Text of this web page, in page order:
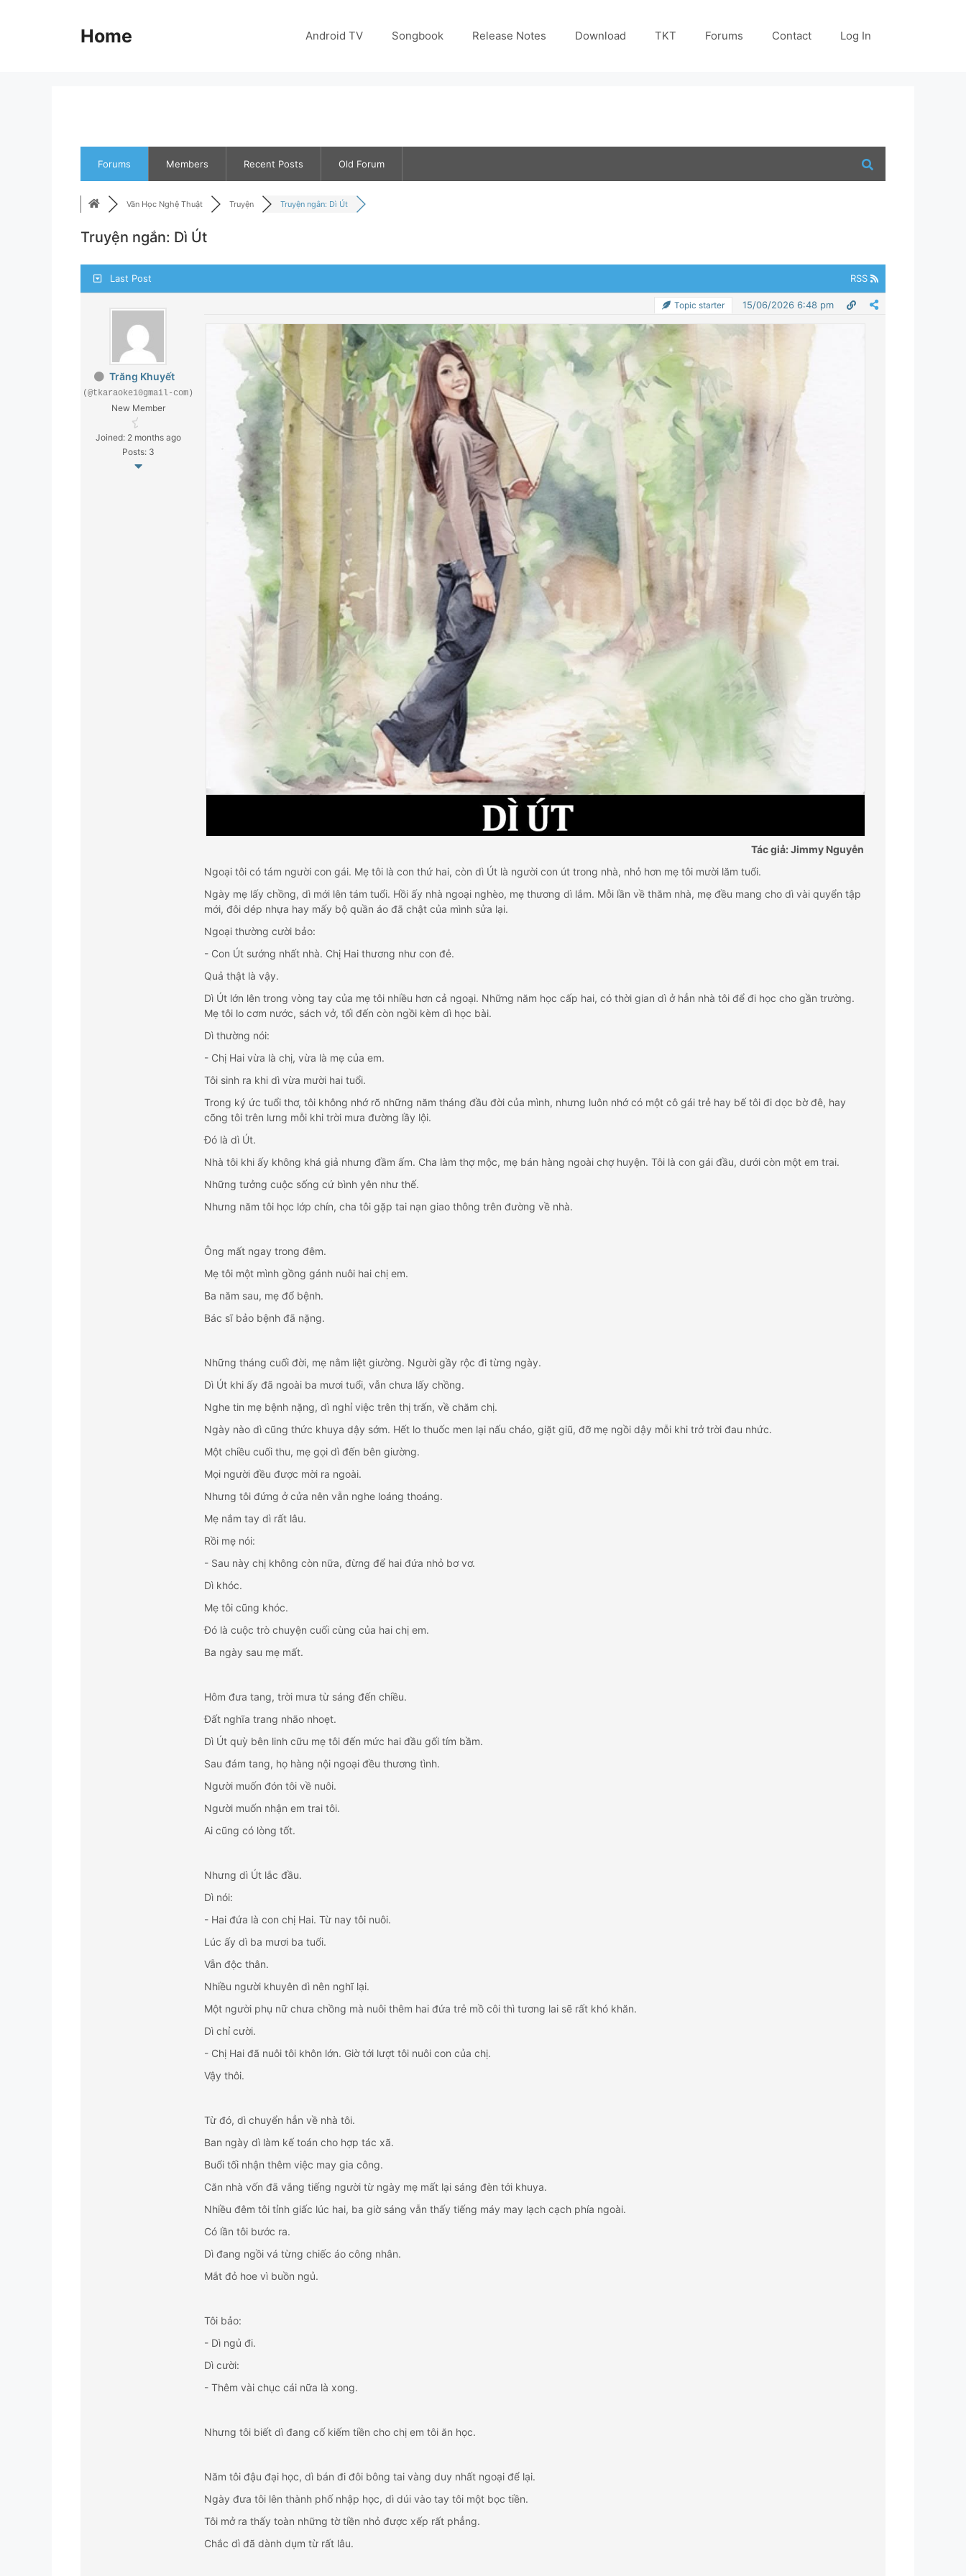
Home Android TV Songbook Release Notes Download TKT Forums Contact Log In
Forums Members Recent Posts Old Forum
Văn Học Nghệ Thuật Truyện Truyện ngắn: Dì Út
Truyện ngắn: Dì Út
Last Post RSS
Trăng Khuyết
(@tkaraoke10gmail-com)
New Member
Joined: 2 months ago
Posts: 3
Topic starter 15/06/2026 6:48 pm
Tác giả: Jimmy Nguyễn
Ngoại tôi có tám người con gái. Mẹ tôi là con thứ hai, còn dì Út là người con út trong nhà, nhỏ hơn mẹ tôi mười lăm tuổi.
Ngày mẹ lấy chồng, dì mới lên tám tuổi. Hồi ấy nhà ngoại nghèo, mẹ thương dì lắm. Mỗi lần về thăm nhà, mẹ đều mang cho dì vài quyển tập
mới, đôi dép nhựa hay mấy bộ quần áo đã chật của mình sửa lại.
Ngoại thường cười bảo:
- Con Út sướng nhất nhà. Chị Hai thương như con đẻ.
Quả thật là vậy.
Dì Út lớn lên trong vòng tay của mẹ tôi nhiều hơn cả ngoại. Những năm học cấp hai, có thời gian dì ở hẳn nhà tôi để đi học cho gần trường.
Mẹ tôi lo cơm nước, sách vở, tối đến còn ngồi kèm dì học bài.
Dì thường nói:
- Chị Hai vừa là chị, vừa là mẹ của em.
Tôi sinh ra khi dì vừa mười hai tuổi.
Trong ký ức tuổi thơ, tôi không nhớ rõ những năm tháng đầu đời của mình, nhưng luôn nhớ có một cô gái trẻ hay bế tôi đi dọc bờ đê, hay
cõng tôi trên lưng mỗi khi trời mưa đường lầy lội.
Đó là dì Út.
Nhà tôi khi ấy không khá giả nhưng đầm ấm. Cha làm thợ mộc, mẹ bán hàng ngoài chợ huyện. Tôi là con gái đầu, dưới còn một em trai.
Những tưởng cuộc sống cứ bình yên như thế.
Nhưng năm tôi học lớp chín, cha tôi gặp tai nạn giao thông trên đường về nhà.
Ông mất ngay trong đêm.
Mẹ tôi một mình gồng gánh nuôi hai chị em.
Ba năm sau, mẹ đổ bệnh.
Bác sĩ bảo bệnh đã nặng.
Những tháng cuối đời, mẹ nằm liệt giường. Người gầy rộc đi từng ngày.
Dì Út khi ấy đã ngoài ba mươi tuổi, vẫn chưa lấy chồng.
Nghe tin mẹ bệnh nặng, dì nghỉ việc trên thị trấn, về chăm chị.
Ngày nào dì cũng thức khuya dậy sớm. Hết lo thuốc men lại nấu cháo, giặt giũ, đỡ mẹ ngồi dậy mỗi khi trở trời đau nhức.
Một chiều cuối thu, mẹ gọi dì đến bên giường.
Mọi người đều được mời ra ngoài.
Nhưng tôi đứng ở cửa nên vẫn nghe loáng thoáng.
Mẹ nắm tay dì rất lâu.
Rồi mẹ nói:
- Sau này chị không còn nữa, đừng để hai đứa nhỏ bơ vơ.
Dì khóc.
Mẹ tôi cũng khóc.
Đó là cuộc trò chuyện cuối cùng của hai chị em.
Ba ngày sau mẹ mất.
Hôm đưa tang, trời mưa từ sáng đến chiều.
Đất nghĩa trang nhão nhoẹt.
Dì Út quỳ bên linh cữu mẹ tôi đến mức hai đầu gối tím bầm.
Sau đám tang, họ hàng nội ngoại đều thương tình.
Người muốn đón tôi về nuôi.
Người muốn nhận em trai tôi.
Ai cũng có lòng tốt.
Nhưng dì Út lắc đầu.
Dì nói:
- Hai đứa là con chị Hai. Từ nay tôi nuôi.
Lúc ấy dì ba mươi ba tuổi.
Vẫn độc thân.
Nhiều người khuyên dì nên nghĩ lại.
Một người phụ nữ chưa chồng mà nuôi thêm hai đứa trẻ mồ côi thì tương lai sẽ rất khó khăn.
Dì chỉ cười.
- Chị Hai đã nuôi tôi khôn lớn. Giờ tới lượt tôi nuôi con của chị.
Vậy thôi.
Từ đó, dì chuyển hẳn về nhà tôi.
Ban ngày dì làm kế toán cho hợp tác xã.
Buổi tối nhận thêm việc may gia công.
Căn nhà vốn đã vắng tiếng người từ ngày mẹ mất lại sáng đèn tới khuya.
Nhiều đêm tôi tỉnh giấc lúc hai, ba giờ sáng vẫn thấy tiếng máy may lạch cạch phía ngoài.
Có lần tôi bước ra.
Dì đang ngồi vá từng chiếc áo công nhân.
Mắt đỏ hoe vì buồn ngủ.
Tôi bảo:
- Dì ngủ đi.
Dì cười:
- Thêm vài chục cái nữa là xong.
Nhưng tôi biết dì đang cố kiếm tiền cho chị em tôi ăn học.
Năm tôi đậu đại học, dì bán đi đôi bông tai vàng duy nhất ngoại để lại.
Ngày đưa tôi lên thành phố nhập học, dì dúi vào tay tôi một bọc tiền.
Tôi mở ra thấy toàn những tờ tiền nhỏ được xếp rất phẳng.
Chắc dì đã dành dụm từ rất lâu.